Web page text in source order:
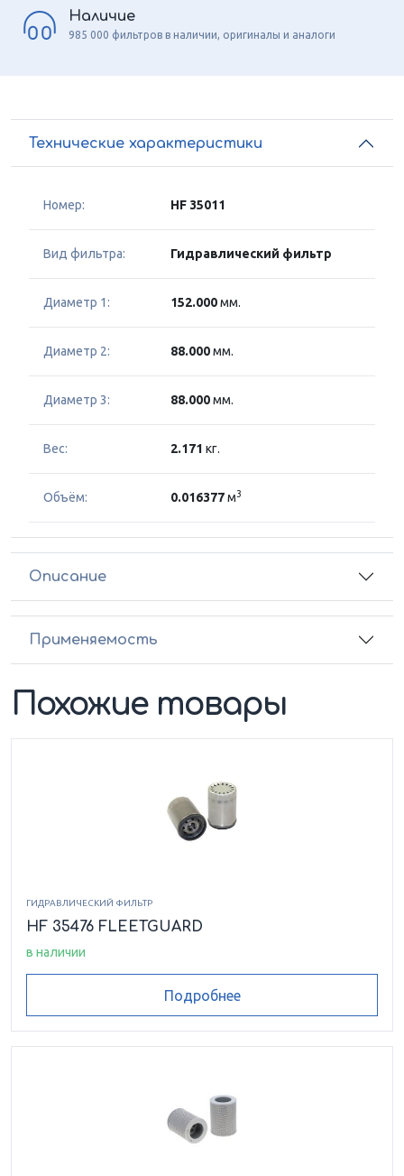
Наличие
985 000 фильтров в наличии, оригиналы и аналоги
Технические характеристики
Номер: HF 35011
Вид фильтра: Гидравлический фильтр
Диаметр 1: 152.000мм.
Диаметр 2: 88.000мм.
Диаметр 3: 88.000мм.
Вес: 2.171 кг.
Объём: 0.016377м3
Описание
Применяемость
Похожие товары
ГИДРАВЛИЧЕСКИЙ ФИЛЬТР
HF 35476 FLEETGUARD
в наличии
Подробнее